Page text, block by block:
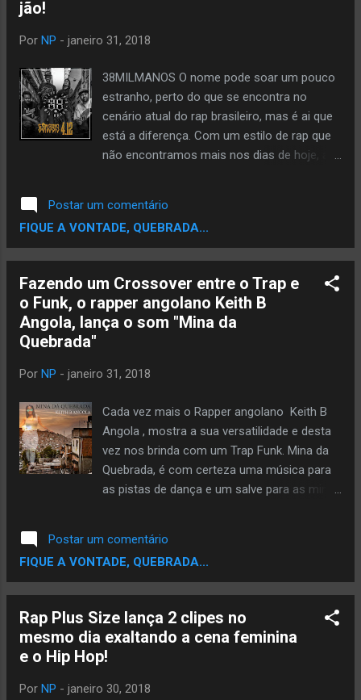
jão!
Por NP - janeiro 31, 2018
38MILMANOS O nome pode soar um pouco
estranho, perto do que se encontra no
cenário atual do rap brasileiro, mas é ai que
está a diferença. Com um estilo de rap que
não encontramos mais nos dias de hoje, a
se achar, lembrando as idéias do rap que
deu origem ao que eu e provavelmente você
conhece. O nome vem de um trocadilho
por mais de 50milmanos” O 50mil foi
trocado por 38mil remetendo ao calibre 38
(A arma mais difundida em qualquer
criado na Zona Sul de São Paulo em 2010
também ABC Paulista. Esta em sua
segunda formação desde 2016: Luiza,
@luiza Leonardo, Stéfano, E DJ Elvis.
Fundado em 2010, o grupo lançou seu
primeiro álbum em 2012 “Vitória sem luta é
Postar um comentário
FIQUE A VONTADE, QUEBRADA...
Fazendo um Crossover entre o Trap e
o Funk, o rapper angolano Keith B
Angola, lança o som "Mina da
Quebrada"
Por NP - janeiro 31, 2018
Cada vez mais o Rapper angolano Keith B
Angola , mostra a sua versatilidade e desta
vez nos brinda com um Trap Funk. Mina da
Quebrada, é com certeza uma música para
as pistas de dança e um salve para as minas
Postar um comentário
FIQUE A VONTADE, QUEBRADA...
Rap Plus Size lança 2 clipes no
mesmo dia exaltando a cena feminina
e o Hip Hop!
Por NP - janeiro 30, 2018